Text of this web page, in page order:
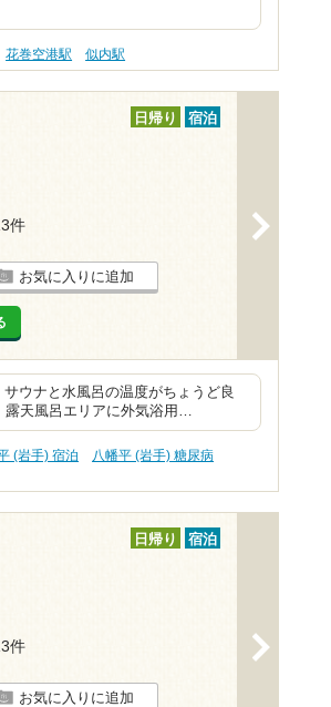
花巻空港駅 似内駅
日帰り 宿泊
件
お気に入りに追加
ウナと水風呂の温度がちょうど良
露天風呂エリアに外気浴用…
(岩手) 宿泊
八幡平 (岩手) 糖尿病
日帰り 宿泊
件
お気に入りに追加